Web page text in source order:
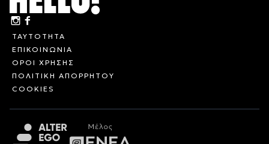
ΤΑΥΤΟΤΗΤΑ
ΕΠΙΚΟΙΝΩΝΙΑ
ΟΡΟΙ ΧΡΗΣΗΣ
ΠΟΛΙΤΙΚΗ ΑΠΟΡΡΗΤΟΥ
COOKIES